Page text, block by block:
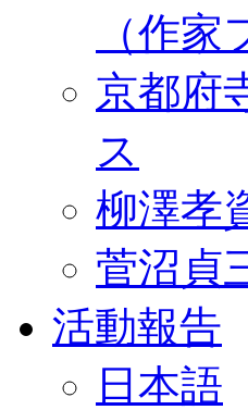
（作家
京都府
ス
柳澤孝
菅沼貞
活動報告
日本語